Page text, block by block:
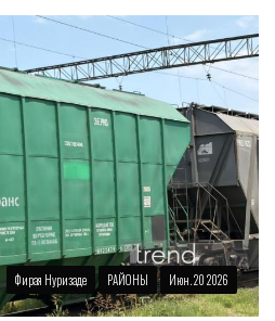
Фирая Нуризаде РАЙОНЫ Июн. 20 2026